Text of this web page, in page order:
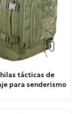
tácticas de
para senderismo